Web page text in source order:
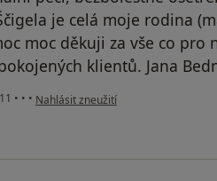
je celá moje rodina
moc děkuji za vše co pro
klientů. Jana
• • • podle názoru uživatele Váš účet byl
Nahlásit zneužití